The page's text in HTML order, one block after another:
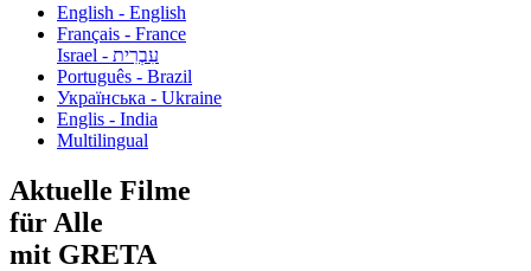
English - English
Français - France
עִבְרִית - Israel
Português - Brazil
Українська - Ukraine
Englis - India
Multilingual
Aktuelle Filme
für Alle
mit GRETA